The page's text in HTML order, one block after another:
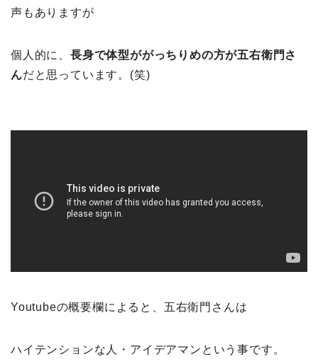
声もありますが
個人的に、 長身で体型ががっちりめの方が五右衛門さ
んだと思っています。(笑)
Youtubeの概要欄によると、五右衛門さんは
ハイテンションな人・アイデアマンという事です。